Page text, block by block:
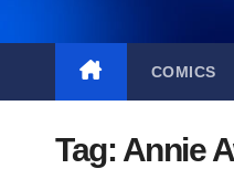
COMICS
Tag: Annie